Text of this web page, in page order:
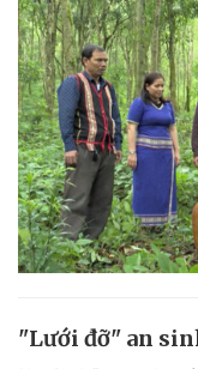
"Lưới đỡ" an